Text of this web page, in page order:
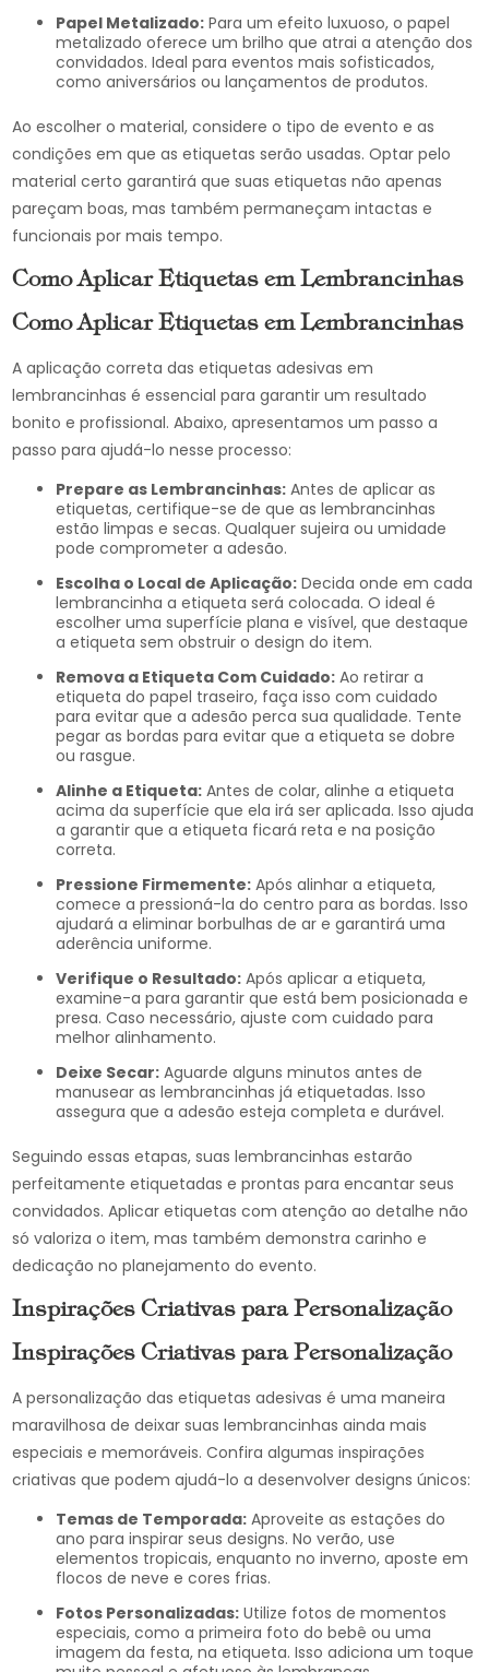
Papel Metalizado: Para um efeito luxuoso, o papel
metalizado oferece um brilho que atrai a atenção dos
convidados. Ideal para eventos mais sofisticados,
como aniversários ou lançamentos de produtos.
Ao escolher o material, considere o tipo de evento e as
condições em que as etiquetas serão usadas. Optar pelo
material certo garantirá que suas etiquetas não apenas
pareçam boas, mas também permaneçam intactas e
funcionais por mais tempo.
Como Aplicar Etiquetas em Lembrancinhas
Como Aplicar Etiquetas em Lembrancinhas
A aplicação correta das etiquetas adesivas em
lembrancinhas é essencial para garantir um resultado
bonito e profissional. Abaixo, apresentamos um passo a
passo para ajudá-lo nesse processo:
Prepare as Lembrancinhas: Antes de aplicar as
etiquetas, certifique-se de que as lembrancinhas
estão limpas e secas. Qualquer sujeira ou umidade
pode comprometer a adesão.
Escolha o Local de Aplicação: Decida onde em cada
lembrancinha a etiqueta será colocada. O ideal é
escolher uma superfície plana e visível, que destaque
a etiqueta sem obstruir o design do item.
Remova a Etiqueta Com Cuidado: Ao retirar a
etiqueta do papel traseiro, faça isso com cuidado
para evitar que a adesão perca sua qualidade. Tente
pegar as bordas para evitar que a etiqueta se dobre
ou rasgue.
Alinhe a Etiqueta: Antes de colar, alinhe a etiqueta
acima da superfície que ela irá ser aplicada. Isso ajuda
a garantir que a etiqueta ficará reta e na posição
correta.
Pressione Firmemente: Após alinhar a etiqueta,
comece a pressioná-la do centro para as bordas. Isso
ajudará a eliminar borbulhas de ar e garantirá uma
aderência uniforme.
Verifique o Resultado: Após aplicar a etiqueta,
examine-a para garantir que está bem posicionada e
presa. Caso necessário, ajuste com cuidado para
melhor alinhamento.
Deixe Secar: Aguarde alguns minutos antes de
manusear as lembrancinhas já etiquetadas. Isso
assegura que a adesão esteja completa e durável.
Seguindo essas etapas, suas lembrancinhas estarão
perfeitamente etiquetadas e prontas para encantar seus
convidados. Aplicar etiquetas com atenção ao detalhe não
só valoriza o item, mas também demonstra carinho e
dedicação no planejamento do evento.
Inspirações Criativas para Personalização
Inspirações Criativas para Personalização
A personalização das etiquetas adesivas é uma maneira
maravilhosa de deixar suas lembrancinhas ainda mais
especiais e memoráveis. Confira algumas inspirações
criativas que podem ajudá-lo a desenvolver designs únicos:
Temas de Temporada: Aproveite as estações do
ano para inspirar seus designs. No verão, use
elementos tropicais, enquanto no inverno, aposte em
flocos de neve e cores frias.
Fotos Personalizadas: Utilize fotos de momentos
especiais, como a primeira foto do bebê ou uma
imagem da festa, na etiqueta. Isso adiciona um toque